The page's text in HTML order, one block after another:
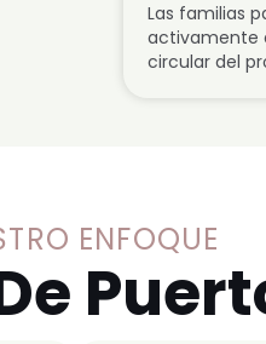
Las familias
activamente
circular del
ENFOQUE